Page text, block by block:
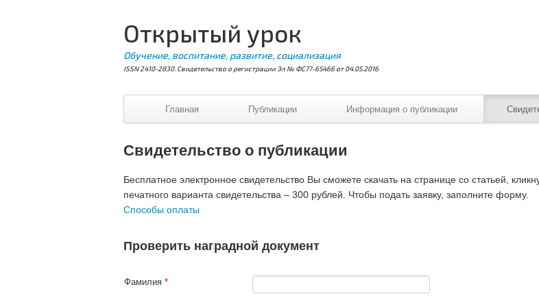
Открытый урок
Обучение, воспитание, развитие, социализация
ISSN 2410-2830. Свидетельство о регистрации Эл № ФС77-65466 от 04.05.2016
Главная Публикации Информация о публикации
Свидетельство о публикации
Бесплатное электронное свидетельство Вы сможете скачать на странице со статьей,
печатного варианта свидетельства – 300 рублей. Чтобы подать заявку, заполните форму.
Способы оплаты
Проверить наградной документ
Фамилия *